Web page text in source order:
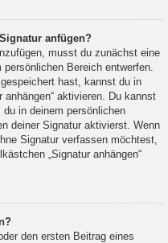
anfügen?
musst du zunächst eine
Bereich entwerfen.
hast, kannst du in
aktivieren. Du kannst
in deinem persönlichen
deiner Signatur aktivierst. Wenn
Signatur verfassen möchtest,
„Signatur anhängen“
den ersten Beitrag eines